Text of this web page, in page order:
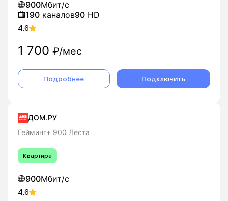
900Мбит/с
190 каналов90 HD
4.6
1 700 ₽/мес
Подробнее Подключить
ДОМ.РУ
Гейминг+ 900 Леста
Квартира
900Мбит/с
4.6